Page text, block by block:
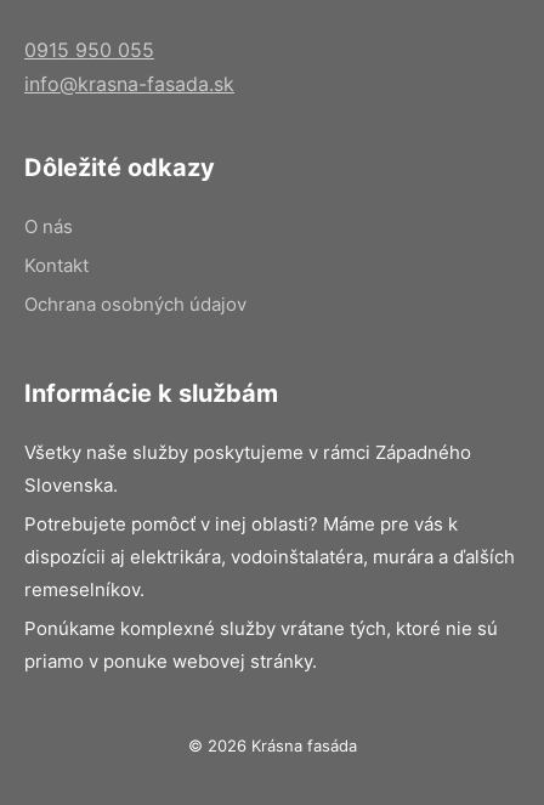
0915 950 055
info@krasna-fasada.sk
Dôležité odkazy
O nás
Kontakt
Ochrana osobných údajov
Informácie k službám
Všetky naše služby poskytujeme v rámci Západného
Slovenska.
Potrebujete pomôcť v inej oblasti? Máme pre vás k
dispozícii aj elektrikára, vodoinštalatéra, murára a ďalších
remeselníkov.
Ponúkame komplexné služby vrátane tých, ktoré nie sú
priamo v ponuke webovej stránky.
© 2026 Krásna fasáda